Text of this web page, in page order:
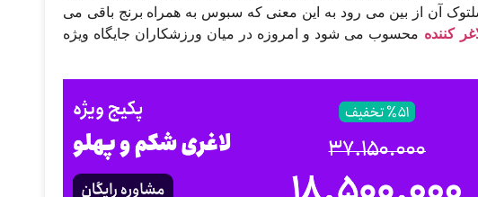
آن از بین می‌ رود به این معنی که سبوس به همراه برنج باقی می‌
کننده محسوب می شود و امروزه در میان ورزشکاران جایگاه ویژه